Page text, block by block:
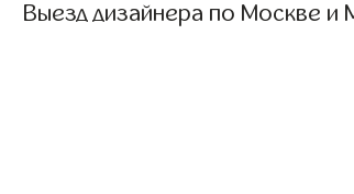
Выезд дизайнера по Москве и